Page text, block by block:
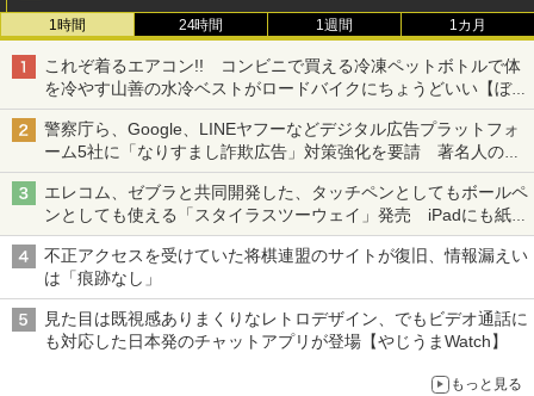
1時間 24時間 1週間 1カ月
これぞ着るエアコン!! コンビニで買える冷凍ペットボトルで体
を冷やす山善の水冷ベストがロードバイクにちょうどいい【ぼっ
ち・ざ・ろーど！その14】【空いた時間でなにしてる？】
警察庁ら、Google、LINEヤフーなどデジタル広告プラットフォ
ーム5社に「なりすまし詐欺広告」対策強化を要請 著名人の写
真や映像を使った投資詐欺などへの対策として
エレコム、ゼブラと共同開発した、タッチペンとしてもボールペ
ンとしても使える「スタイラスツーウェイ」発売 iPadにも紙に
も、持ち替えずに書き込める
不正アクセスを受けていた将棋連盟のサイトが復旧、情報漏えい
は「痕跡なし」
見た目は既視感ありまくりなレトロデザイン、でもビデオ通話に
も対応した日本発のチャットアプリが登場【やじうまWatch】
もっと見る